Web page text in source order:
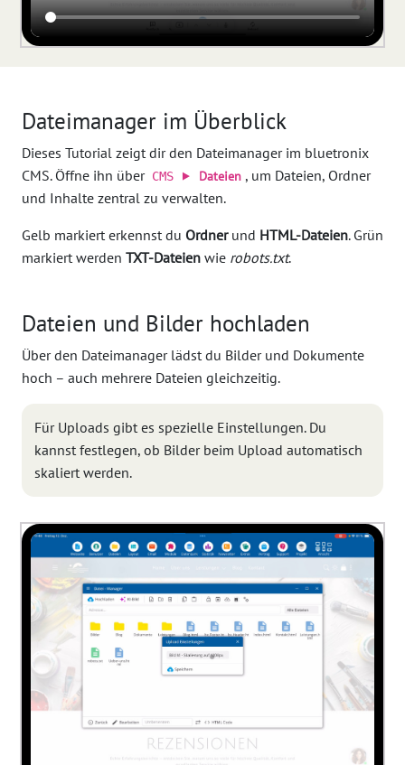
Dateimanager im Überblick
Dieses Tutorial zeigt dir den Dateimanager im bluetronix
CMS. Öffne ihn über CMS ⯈ Dateien , um Dateien, Ordner
und Inhalte zentral zu verwalten.
Gelb markiert erkennst du Ordnerund HTML-Dateien. Grün
markiert werden TXT-Dateien wie robots.txt.
Dateien und Bilder hochladen
Über den Dateimanager lädst du Bilder und Dokumente
hoch – auch mehrere Dateien gleichzeitig.
Für Uploads gibt es spezielle Einstellungen. Du
kannst festlegen, ob Bilder beim Upload automatisch
skaliert werden.